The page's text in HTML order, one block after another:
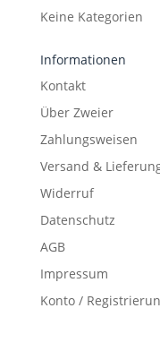
Keine Kategorien
Informationen
Kontakt
Über Zweier
Zahlungsweisen
Versand &
Widerruf
Datenschutz
AGB
Impressum
Konto /